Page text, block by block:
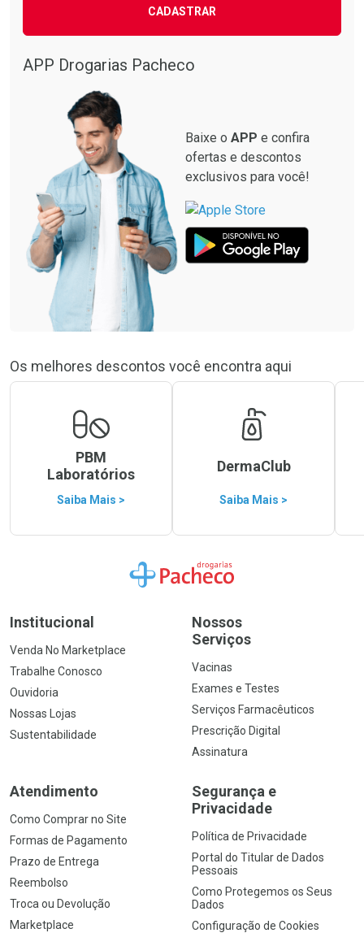
CADASTRAR
APP Drogarias Pacheco
Baixe o APP e confira
ofertas e descontos
exclusivos para você!
Os melhores descontos você encontra aqui
PBM
Laboratórios
Saiba Mais >
DermaClub
Saiba Mais >
Ir para a Home
Institucional
Venda No Marketplace
Trabalhe Conosco
Ouvidoria
Nossas Lojas
Sustentabilidade
Nossos
Serviços
Vacinas
Exames e Testes
Serviços Farmacêuticos
Prescrição Digital
Assinatura
Atendimento
Como Comprar no Site
Formas de Pagamento
Prazo de Entrega
Reembolso
Troca ou Devolução
Marketplace
Segurança e
Privacidade
Política de Privacidade
Portal do Titular de Dados
Pessoais
Como Protegemos os Seus
Dados
Configuração de Cookies